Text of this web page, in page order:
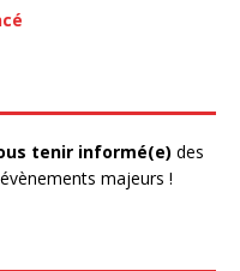
tenir informé(e) des
majeurs !